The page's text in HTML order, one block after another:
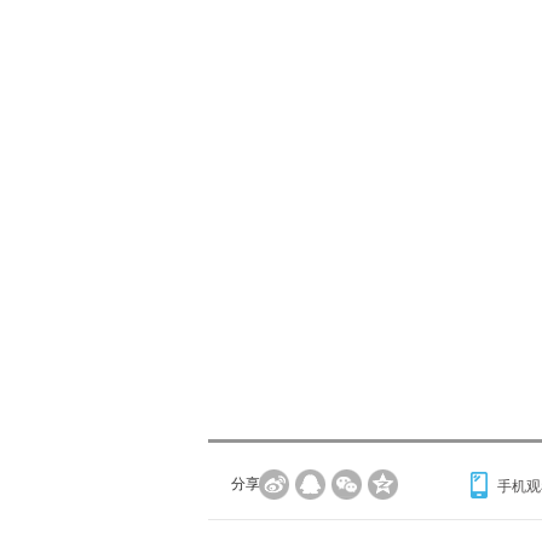
分享到： 手机